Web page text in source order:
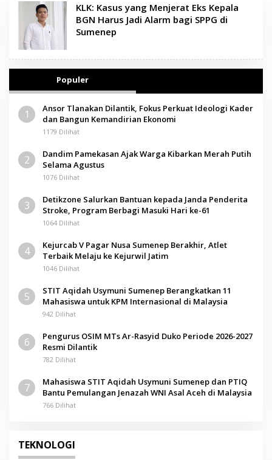
KLK: Kasus yang Menjerat Eks Kepala
BGN Harus Jadi Alarm bagi SPPG di
Sumenep
Populer
1
Ansor Tlanakan Dilantik, Fokus Perkuat Ideologi Kader
dan Bangun Kemandirian Ekonomi
1179 Dilihat
2
Dandim Pamekasan Ajak Warga Kibarkan Merah Putih
Selama Agustus
1076 Dilihat
3
Detikzone Salurkan Bantuan kepada Janda Penderita
Stroke, Program Berbagi Masuki Hari ke-61
1064 Dilihat
4
Kejurcab V Pagar Nusa Sumenep Berakhir, Atlet
Terbaik Melaju ke Kejurwil Jatim
1046 Dilihat
5
STIT Aqidah Usymuni Sumenep Berangkatkan 11
Mahasiswa untuk KPM Internasional di Malaysia
942 Dilihat
6
Pengurus OSIM MTs Ar-Rasyid Duko Periode 2026-2027
Resmi Dilantik
782 Dilihat
7
Mahasiswa STIT Aqidah Usymuni Sumenep dan PTIQ
Bantu Pemulangan Jenazah WNI Asal Aceh di Malaysia
766 Dilihat
TEKNOLOGI